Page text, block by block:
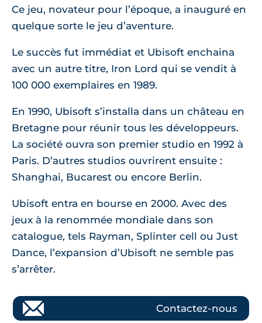
Ce jeu, novateur pour l’époque, a inauguré en
quelque sorte le jeu d’aventure.
Le succès fut immédiat et Ubisoft enchaina
avec un autre titre, Iron Lord qui se vendit à
100 000 exemplaires en 1989.
En 1990, Ubisoft s’installa dans un château en
Bretagne pour réunir tous les développeurs.
La société ouvra son premier studio en 1992 à
Paris. D’autres studios ouvrirent ensuite :
Shanghai, Bucarest ou encore Berlin.
Ubisoft entra en bourse en 2000. Avec des
jeux à la renommée mondiale dans son
catalogue, tels Rayman, Splinter cell ou Just
Dance, l’expansion d’Ubisoft ne semble pas
s’arrêter.
Contactez-nous